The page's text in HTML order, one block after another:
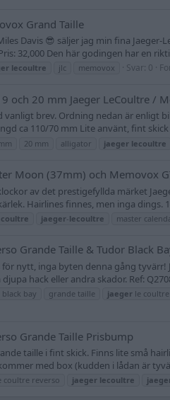
Grand Taille
Davis 😎 säljer jag min fina Jaeger-
32,000 Den här godingen har en
lecoultre jlc memovox Svar: 0
och 20 mm Jaeger LeCoultre /
brev. Ordning nedan är enligt
ca 110/70 mm Lite använt, fint skick
20 mm alligator jaeger lecoultre
Moon (37mm) och Memovox
av det prestigefyllda märket
Hairlines finnes, men inga dings.
jaeger-lecoultre master
Grande Taille & Tudor Black
nytt, inga byten denna gång tyvärr!
hack eller andra skador. Ref:
black bay grande taille jaeger le
Grande Taille Prisbump
taille i fint skick. Finns lite små
med box (kudden i lådan är
coultre reverso jaeger lecoultre